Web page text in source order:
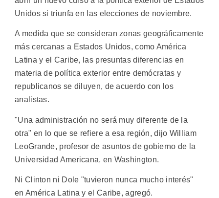
Unidos si triunfa en las elecciones de noviembre.
A medida que se consideran zonas geográficamente
más cercanas a Estados Unidos, como América
Latina y el Caribe, las presuntas diferencias en
materia de política exterior entre demócratas y
republicanos se diluyen, de acuerdo con los
analistas.
"Una administración no será muy diferente de la
otra" en lo que se refiere a esa región, dijo William
LeoGrande, profesor de asuntos de gobierno de la
Universidad Americana, en Washington.
Ni Clinton ni Dole "tuvieron nunca mucho interés"
en América Latina y el Caribe, agregó.